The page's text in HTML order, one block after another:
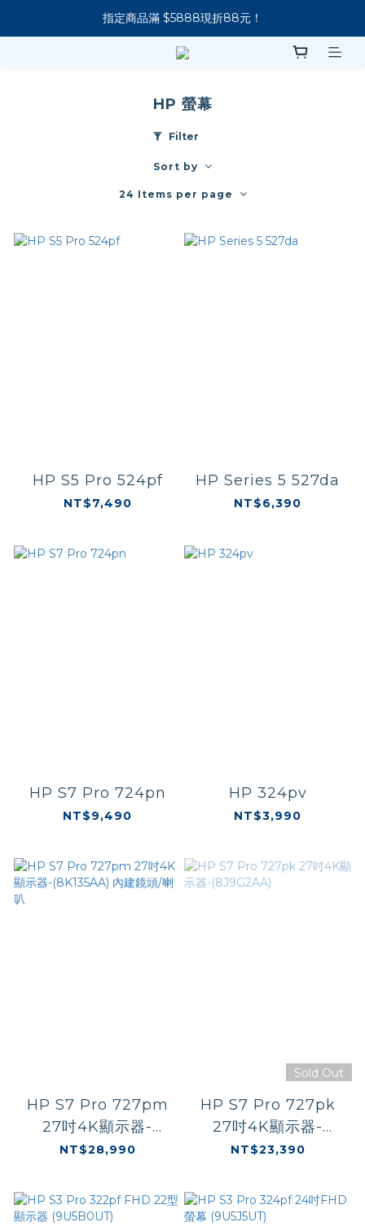
新會員下單 送 7-11 美式咖啡
指定商品滿 $5888現折88元！
新會員下單 送 7-11 美式咖啡
HP 螢幕
Filter
Sort by
24 Items per page
HP S5 Pro 524pf
NT$7,490
HP Series 5 527da
NT$6,390
HP S7 Pro 724pn
NT$9,490
HP 324pv
NT$3,990
HP S7 Pro 727pm
27吋4K顯示器-
(8K135AA) 內建鏡頭/
NT$28,990
Sold Out
HP S7 Pro 727pk
27吋4K顯示器-
(8J9G2AA)
NT$23,390